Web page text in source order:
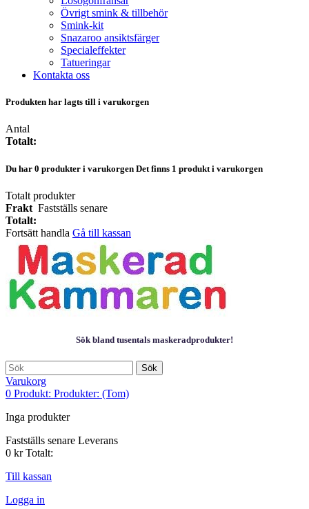
Övrigt smink & tillbehör
Smink-kit
Snazaroo ansiktsfärger
Specialeffekter
Tatueringar
Kontakta oss
Produkten har lagts till i varukorgen
Antal
Totalt:
Du har 0 produkter i varukorgen Det finns 1 produkt i varukorgen
Totalt produkter
Frakt Fastställs senare
Totalt:
Fortsätt handla Gå till kassan
Sök bland tusentals maskeradprodukter!
Sök
Varukorg
0 Produkt: Produkter: (Tom)
Inga produkter
Fastställs senare Leverans
0 kr Totalt:
Till kassan
Logga in